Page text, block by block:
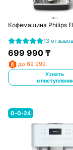
Кофемашина Philips
13 отзывов
699 990₸
до 69 999
Узнать
о
0-0-24